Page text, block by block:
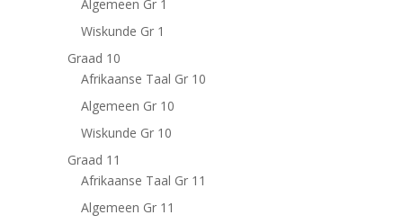
Algemeen Gr 1
Wiskunde Gr 1
Graad 10
Afrikaanse Taal Gr 10
Algemeen Gr 10
Wiskunde Gr 10
Graad 11
Afrikaanse Taal Gr 11
Algemeen Gr 11